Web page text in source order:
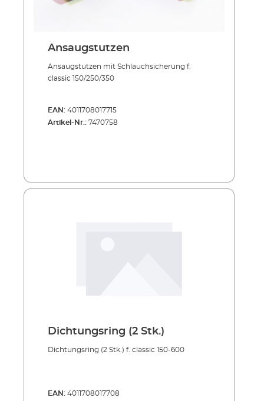
Ansaugstutzen
Ansaugstutzen mit Schlauchsicherung f.
classic 150/250/350
EAN: 4011708017715
Artikel-Nr.: 7470758
Dichtungsring (2 Stk.)
Dichtungsring (2 Stk.) f. classic 150-600
EAN: 4011708017708